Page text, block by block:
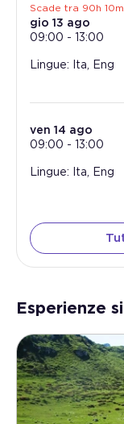
Scade tra 90h 10m
gio 13 ago
09:00 - 13:00
Lingue: Ita, Eng
ven 14 ago
09:00 - 13:00
Lingue: Ita, Eng
Esperienze